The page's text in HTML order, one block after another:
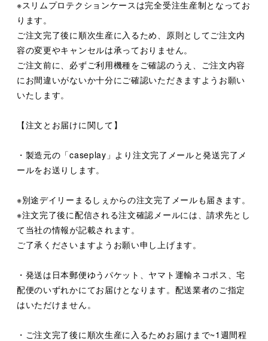
※スリムプロテクションケースは完全受注生産制となってお
ります。
ご注文完了後に順次生産に入るため、原則としてご注文内
容の変更やキャンセルは承っておりません。
ご注文前に、必ずご利用機種をご確認のうえ、ご注文内容
にお間違いがないか十分にご確認いただきますようお願い
いたします。
【注文とお届けに関して】
・製造元の「caseplay」より注文完了メールと発送完了メ
ールをお送りします。
※別途デイリーまるしぇからの注文完了メールも届きます。
※注文完了後に配信される注文確認メールには、請求先とし
て当社の情報が記載されます。
ご了承くださいますようお願い申し上げます。
・発送は日本郵便ゆうパケット、ヤマト運輸ネコポス、宅
配便のいずれかにてお届けとなります。配送業者のご指定
はいただけません。
・ご注文完了後に順次生産に入るためお届けまで~1週間程